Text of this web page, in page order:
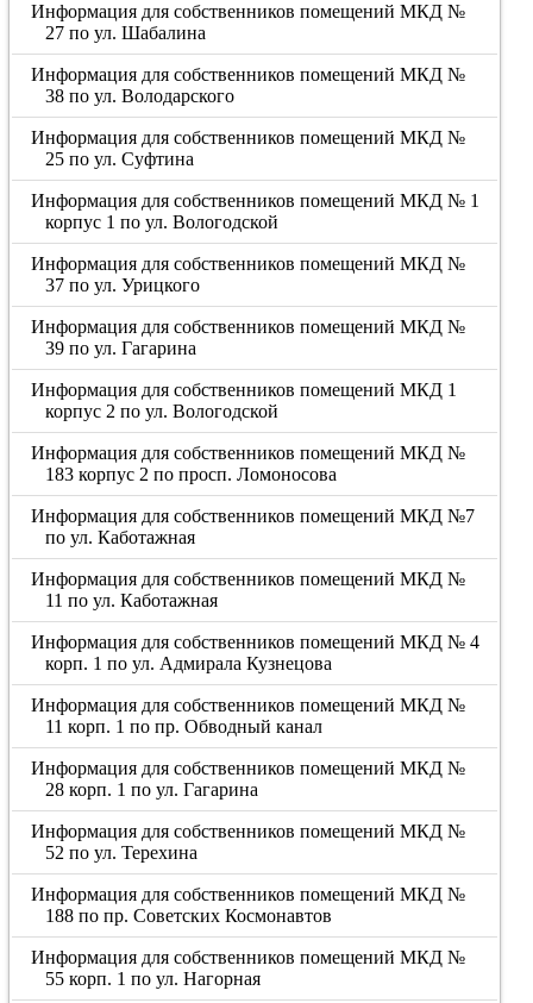
Информация для собственников помещений МКД №
27 по ул. Шабалина
Информация для собственников помещений МКД №
38 по ул. Володарского
Информация для собственников помещений МКД №
25 по ул. Суфтина
Информация для собственников помещений МКД № 1
корпус 1 по ул. Вологодской
Информация для собственников помещений МКД №
37 по ул. Урицкого
Информация для собственников помещений МКД №
39 по ул. Гагарина
Информация для собственников помещений МКД 1
корпус 2 по ул. Вологодской
Информация для собственников помещений МКД №
183 корпус 2 по просп. Ломоносова
Информация для собственников помещений МКД №7
по ул. Каботажная
Информация для собственников помещений МКД №
11 по ул. Каботажная
Информация для собственников помещений МКД № 4
корп. 1 по ул. Адмирала Кузнецова
Информация для собственников помещений МКД №
11 корп. 1 по пр. Обводный канал
Информация для собственников помещений МКД №
28 корп. 1 по ул. Гагарина
Информация для собственников помещений МКД №
52 по ул. Терехина
Информация для собственников помещений МКД №
188 по пр. Советских Космонавтов
Информация для собственников помещений МКД №
55 корп. 1 по ул. Нагорная